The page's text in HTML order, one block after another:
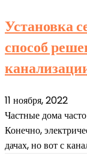
Установка
способ
11 ноября, 2022
Частные дома
Конечно,
дачах, но вот с